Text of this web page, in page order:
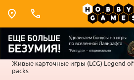
Живые карточные игры (LCG) Legend of
packs